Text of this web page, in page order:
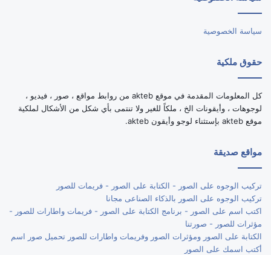
سياسة الخصوصية
حقوق ملكية
كل المعلومات المقدمة في موقع akteb من روابط مواقع ، صور ، فيديو ،
لوجوهات ، وأيقونات الخ ، ملكاً للغير ولا تنتمى بأي شكل من الأشكال لملكية
موقع akteb بإستثناء لوجو وأيقون akteb.
مواقع صديقة
تركيب الوجوه على الصور - الكتابة على الصور - فريمات للصور
تركيب الوجوه على الصور بالذكاء الصناعى مجانا
اكتب اسم على الصور - برنامج الكتابة على الصور - فريمات واطارات للصور -
مؤثرات للصور - صورتنا
الكتابة على الصور ومؤثرات الصور وفريمات واطارات للصور تحميل صور اسم
أكتب اسمك على الصور